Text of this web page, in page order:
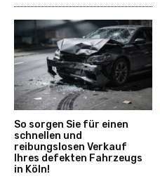
So sorgen Sie für einen
schnellen und
reibungslosen Verkauf
Ihres defekten Fahrzeugs
in Köln!